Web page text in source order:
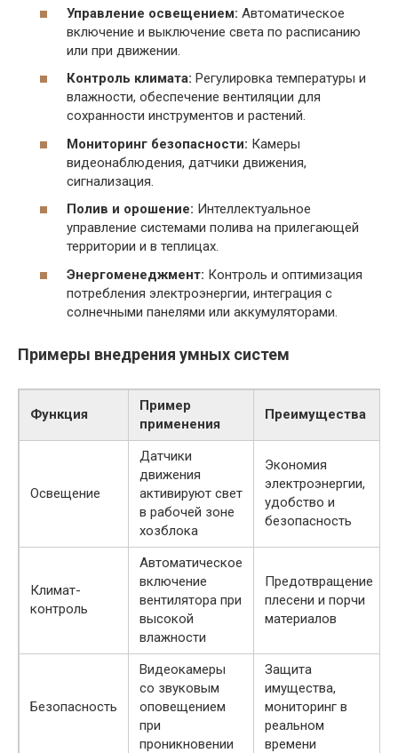
Управление освещением: Автоматическое
включение и выключение света по расписанию
или при движении.
Контроль климата: Регулировка температуры и
влажности, обеспечение вентиляции для
сохранности инструментов и растений.
Мониторинг безопасности: Камеры
видеонаблюдения, датчики движения,
сигнализация.
Полив и орошение: Интеллектуальное
управление системами полива на прилегающей
территории и в теплицах.
Энергоменеджмент: Контроль и оптимизация
потребления электроэнергии, интеграция с
солнечными панелями или аккумуляторами.
Примеры внедрения умных систем
Функция
Пример
применения
Преимущества
Освещение
Датчики
движения
активируют свет
в рабочей зоне
хозблока
Экономия
электроэнергии,
удобство и
безопасность
Климат-
контроль
Автоматическое
включение
вентилятора при
высокой
влажности
Предотвращение
плесени и порчи
материалов
Безопасность
Видеокамеры
со звуковым
оповещением
при
проникновении
Защита
имущества,
мониторинг в
реальном
времени